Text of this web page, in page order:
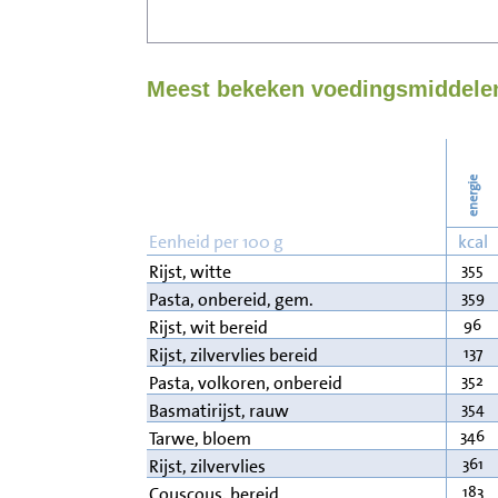
Meest bekeken
energie
Eenheid per 100 g kcal
Rijst, witte
355
Pasta, onbereid, gem. 359
Rijst, wit bereid 96
Rijst, zilvervlies bereid 137
Pasta, volkoren, onbereid 352
Basmatirijst, rauw 354
Tarwe, bloem 346
Rijst, zilvervlies 361
183